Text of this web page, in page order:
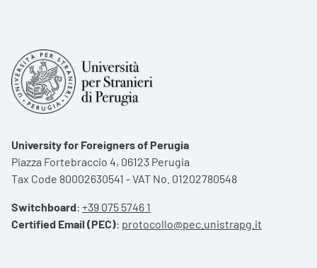
University for Foreigners of Perugia
Piazza Fortebraccio 4, 06123 Perugia
Tax Code 80002630541 - VAT No. 01202780548
Switchboard: +39 075 5746 1
Certified Email (PEC): protocollo@pec.unistrapg.it